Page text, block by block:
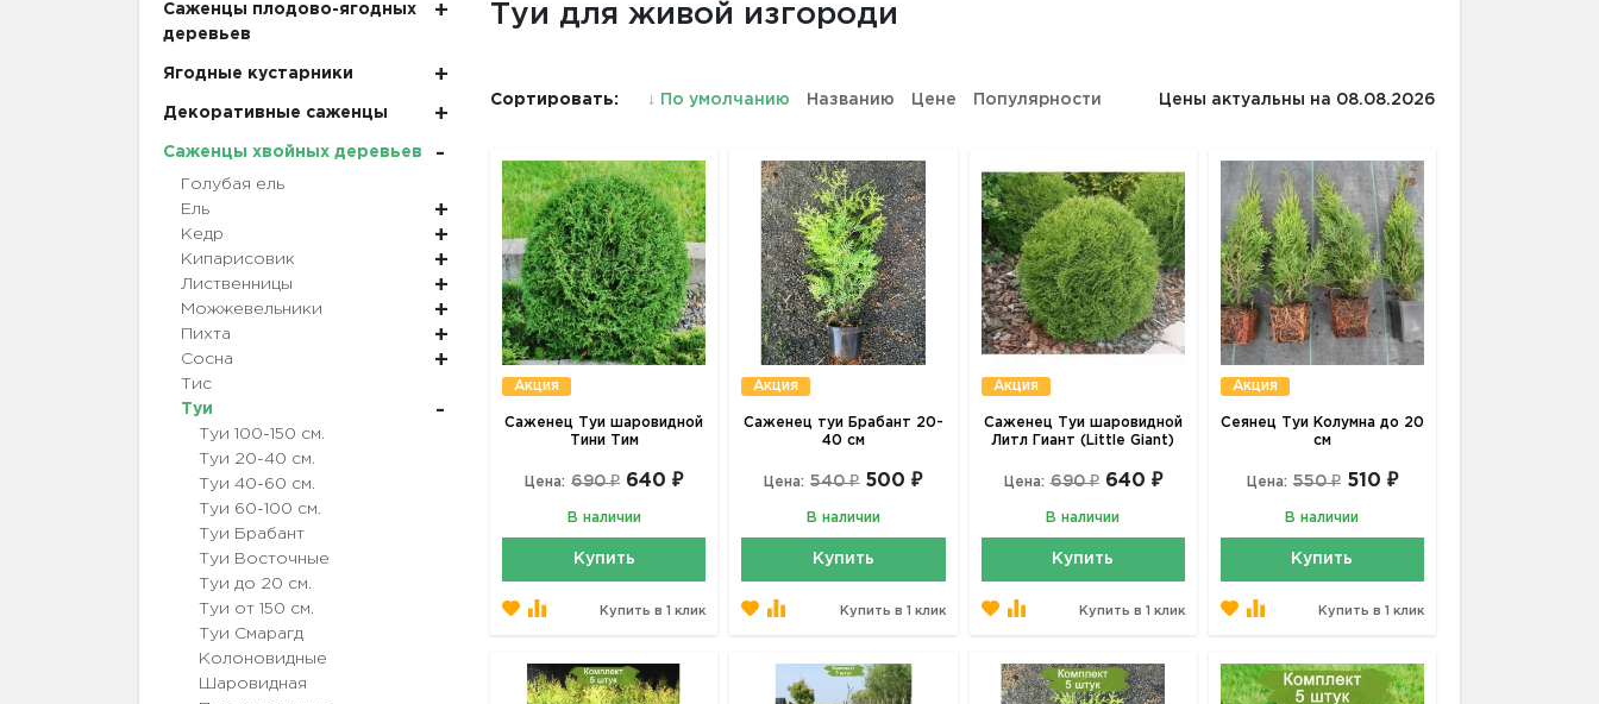
Саженцы плодово-ягодных
деревьев
Ягодные кустарники
Декоративные саженцы
Саженцы хвойных деревьев
Голубая ель
Ель
Кедр
Кипарисовик
Лиственницы
Можжевельники
Пихта
Сосна
Тис
Туи
Туи 100-150 см.
Туи 20-40 см.
Туи 40-60 см.
Туи 60-100 см.
Туи Брабант
Туи Восточные
Туи до 20 см.
Туи от 150 см.
Туи Смарагд
Колоновидные
Шаровидная
Туи для живой изгороди
Сортировать: ↓ По умолчанию Названию Цене Популярности Цены актуальны на 08.08.2026
Акция
Саженец Туи шаровидной
Тини Тим
Цена: 690 ₽ 640 ₽
В наличии
Купить
Купить в 1 клик
Акция
Саженец туи Брабант 20-
40 см
Цена: 540 ₽ 500 ₽
В наличии
Купить
Купить в 1 клик
Акция
Саженец Туи шаровидной
Литл Гиант (Little Giant)
Цена: 690 ₽ 640 ₽
В наличии
Купить
Купить в 1 клик
Акция
Сеянец Туи Колумна до 20
см
Цена: 550 ₽ 510 ₽
В наличии
Купить
Купить в 1 клик